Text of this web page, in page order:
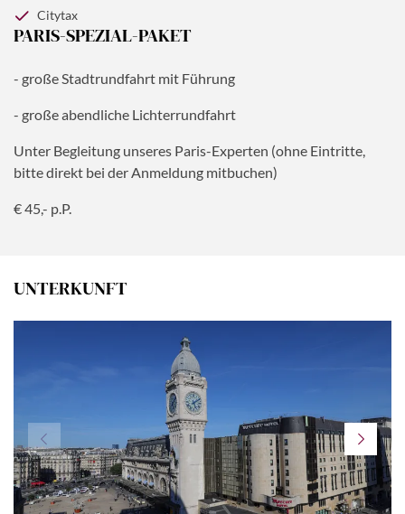
Citytax
PARIS-SPEZIAL-PAKET
- große Stadtrundfahrt mit Führung
- große abendliche Lichterrundfahrt
Unter Begleitung unseres Paris-Experten (ohne Eintritte,
bitte direkt bei der Anmeldung mitbuchen)
€ 45,- p.P.
UNTERKUNFT